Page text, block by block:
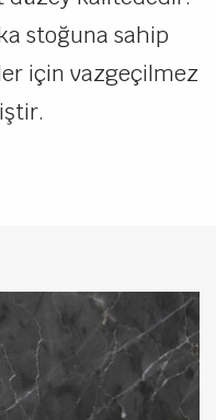
stoğuna sahip
için vazgeçilmez